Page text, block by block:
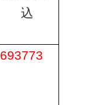
込
693773